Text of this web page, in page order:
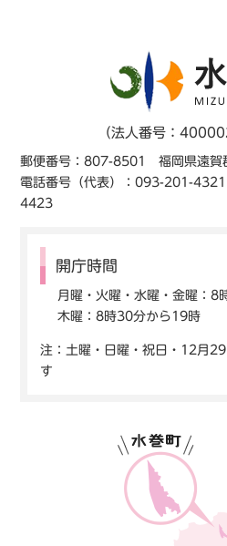
（法人番号：
郵便番号：807-8501 福岡県遠賀
電話番号（代表）：093-201-
4423
開庁時間
月曜・火曜・水曜・金曜：
木曜：8時30分から19時
注：土曜・日曜・祝日・12月
す